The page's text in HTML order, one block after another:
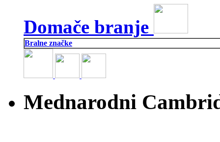
Domače branje
Bralne značke
Mednarodni